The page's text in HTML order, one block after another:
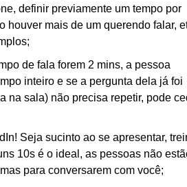
definir previamente um tempo por
houver mais de um querendo falar,
de fala forem 2 mins, a pessoa
inteiro e se a pergunta dela já foi
na sala) não precisa repetir, pode
Seja sucinto ao se apresentar,
10s é o ideal, as pessoas não
para conversarem com você;